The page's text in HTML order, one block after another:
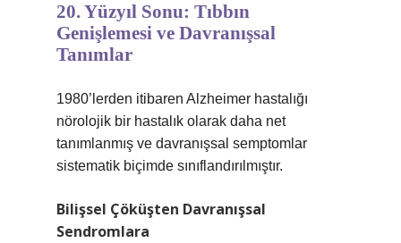
20. Yüzyıl Sonu: Tıbbın
Genişlemesi ve Davranışsal
Tanımlar
1980’lerden itibaren Alzheimer hastalığı
nörolojik bir hastalık olarak daha net
tanımlanmış ve davranışsal semptomlar
sistematik biçimde sınıflandırılmıştır.
Bilişsel Çöküşten Davranışsal
Sendromlara